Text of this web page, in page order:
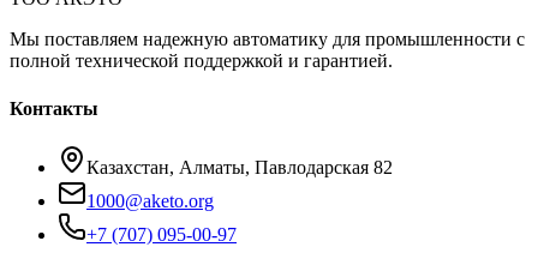
Мы поставляем надежную автоматику для промышленности с
полной технической поддержкой и гарантией.
Контакты
Казахстан, Алматы, Павлодарская 82
1000@aketo.org
+7 (707) 095-00-97